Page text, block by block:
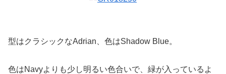
型はクラシックなAdrian、色はShadow Blue。
色はNavyよりも少し明るい色合いで、緑が入っているよ